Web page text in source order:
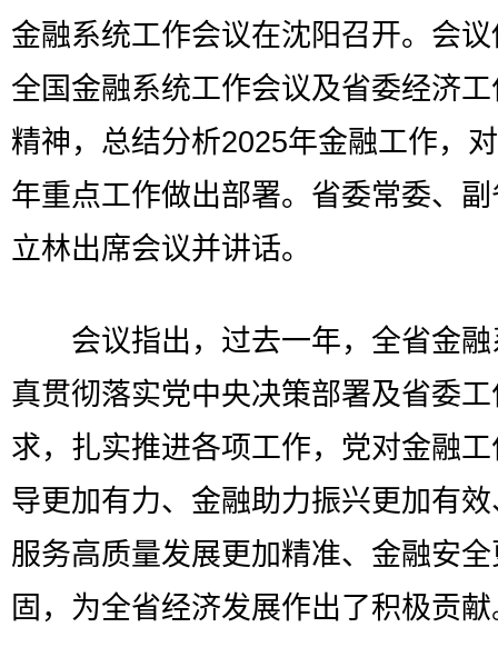
金融系统工作会议在沈阳召开。会
全国金融系统工作会议及省委经济
精神，总结分析2025年金融工作，
年重点工作做出部署。省委常委、
立林出席会议并讲话。
会议指出，过去一年，全省金融
真贯彻落实党中央决策部署及省委
求，扎实推进各项工作，党对金融
导更加有力、金融助力振兴更加有
服务高质量发展更加精准、金融安
固，为全省经济发展作出了积极贡献